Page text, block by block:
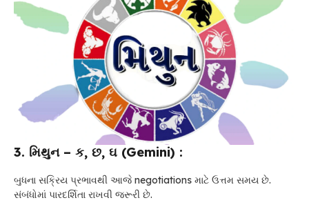
3. મિથુન – ક, છ, ઘ (Gemini) :
બુધના સક્રિય પ્રભાવથી આજે negotiations માટે ઉત્તમ સમય છે.
સંબંધોમાં પારદર્શિતા રાખવી જરૂરી છે.